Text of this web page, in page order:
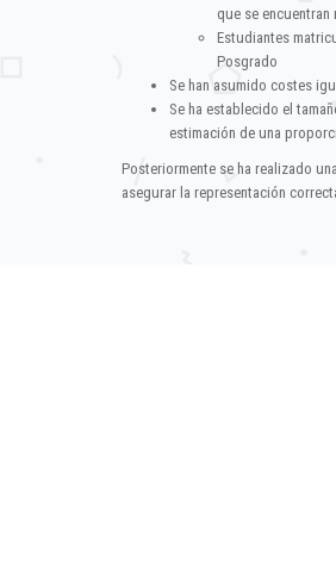
que se
Estudiantes
Posgrado
Se han asumido costes
Se ha establecido el
estimación de una
Posteriormente se ha realizado
asegurar la representación